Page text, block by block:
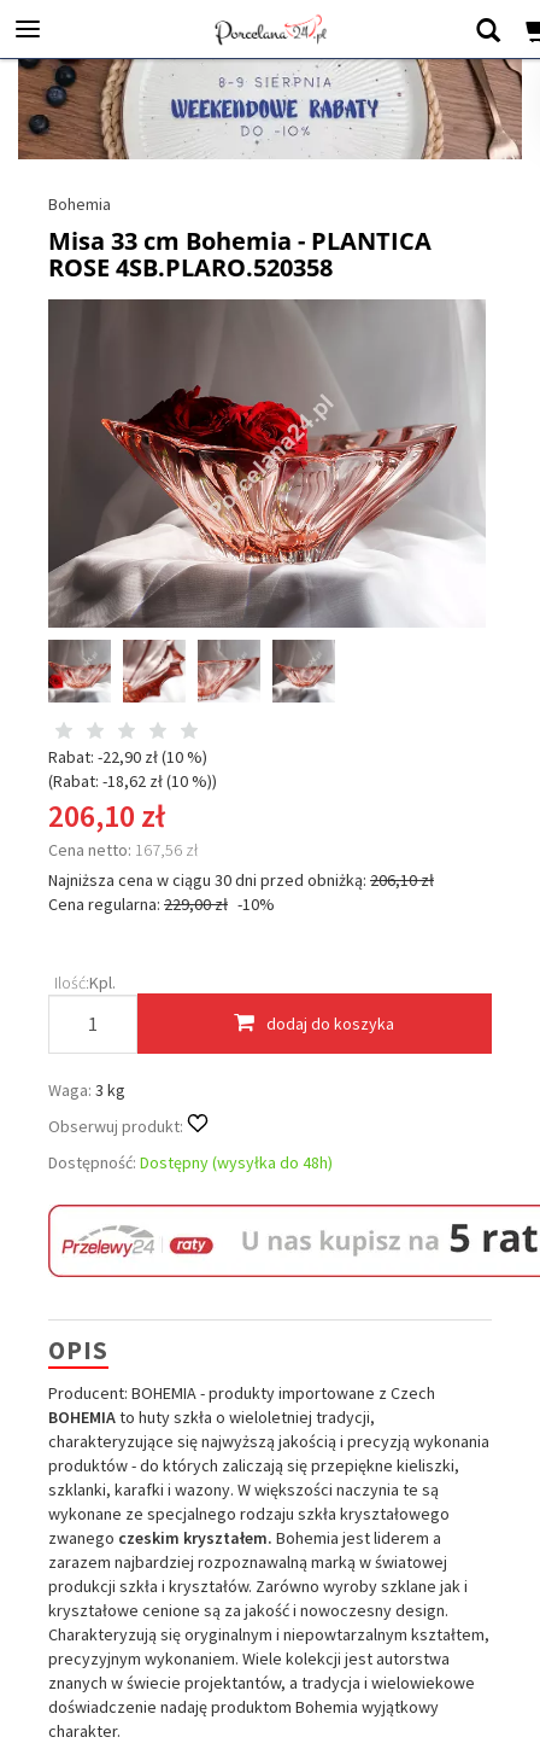
Bohemia
Misa 33 cm Bohemia - PLANTICA
ROSE 4SB.PLARO.520358
Rabat: -22,90 zł(10 %)
(Rabat: -18,62 zł(10 %))
206,10 zł
Cena netto: 167,56 zł
Najniższa cena w ciągu 30 dni przed obniżką: 206,10 zł
Cena regularna: 229,00 zł -10%
Ilość:Kpl.
dodaj do koszyka
Waga: 3 kg
Obserwuj produkt:
Dostępność: Dostępny (wysyłka do 48h)
OPIS
Producent: BOHEMIA - produkty importowane z Czech
BOHEMIAto huty szkła o wieloletniej tradycji,
charakteryzujące się najwyższą jakością i precyzją wykonania
produktów - do których zaliczają się przepiękne kieliszki,
szklanki, karafki i wazony. W większości naczynia te są
wykonane ze specjalnego rodzaju szkła kryształowego
zwanego czeskim kryształem. Bohemia jest liderem a
zarazem najbardziej rozpoznawalną marką w światowej
produkcji szkła i kryształów. Zarówno wyroby szklane jak i
kryształowe cenione są za jakość i nowoczesny design.
Charakteryzują się oryginalnym i niepowtarzalnym kształtem,
precyzyjnym wykonaniem. Wiele kolekcji jest autorstwa
znanych w świecie projektantów, a tradycja i wielowiekowe
doświadczenie nadaję produktom Bohemia wyjątkowy
charakter.